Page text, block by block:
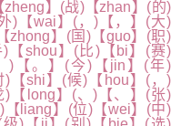
zheng】(战)【zhan】(的)
)【wai】(，)【，】(大)
zhong】(国)【guo】(职)
)【shou】(比)【bi】(赛)
)【。】(今)【jin】(年)
)【shi】(候)【hou】(，)
)【long】(、)【、】(张)
【liang】(位)【wei】(中)